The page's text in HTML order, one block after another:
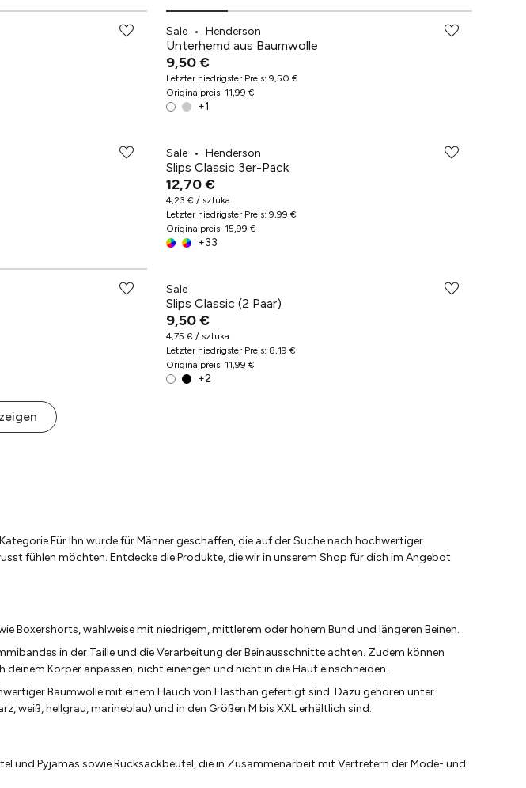
Sale • Henderson
Unterhemd aus Baumwolle
9,50 €
Letzter niedrigster Preis:9,50 €
Originalpreis: 11,99 €
+1
Sale • Henderson
Slips Classic 3er-Pack
12,70 €
4,23 € / sztuka
Letzter niedrigster Preis:9,99 €
Originalpreis: 15,99 €
+33
Sale
Slips Classic (2 Paar)
9,50 €
4,75 € / sztuka
Letzter niedrigster Preis: 8,19 €
Originalpreis: 11,99 €
+2
Für Ihn wurde für Männer geschaffen, die auf der Suche nach hochwertiger
fühlen möchten. Entdecke die Produkte, die wir in unserem Shop für dich im Angebot
Boxershorts, wahlweise mit niedrigem, mittlerem oder hohem Bund und längeren Beinen.
in der Taille und die Verarbeitung der Beinausschnitte achten. Zudem können
Körper anpassen, nicht einengen und nicht in die Haut einschneiden.
Baumwolle mit einem Hauch von Elasthan gefertigt sind. Dazu gehören unter
weiß, hellgrau, marineblau) und in den Größen M bis XXL erhältlich sind.
und Pyjamas sowie Rucksackbeutel, die in Zusammenarbeit mit Vertretern der Mode- und